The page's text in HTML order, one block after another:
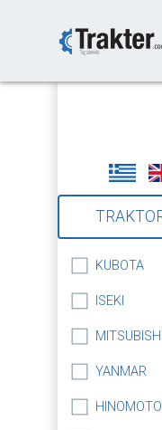
KUBOTA
ISEKI
MITSUBISHI
YANMAR
HINOMOTO